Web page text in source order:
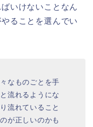
いけないことなん
ることを選んでい
なものごとを手
流れるようにな
流れていること
が正しいのかも